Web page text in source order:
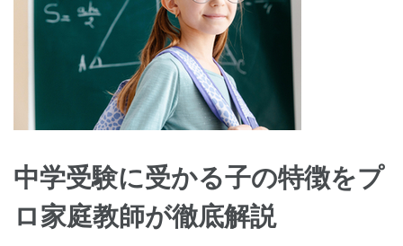
中学受験に受かる子の特徴をプ
ロ家庭教師が徹底解説